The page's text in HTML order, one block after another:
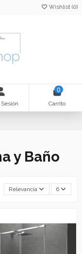
Wishlist (0)
0
Carrito
y Baño
Relevancia 6